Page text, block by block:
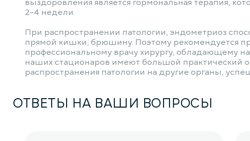
выздоровления является гормональная терапия,
2-4 недели.
При распространении патологии, эндометриоз
прямой кишки, брюшину. Поэтому рекомендуется
профессиональному врачу хирургу, обладающему
наших стационаров имеют большой практический
распространения патологии на другие органы,
ОТВЕТЫ НА ВАШИ ВОПРОСЫ